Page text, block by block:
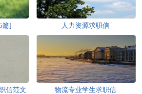
篇] 人力资源求职信
信范文 物流专业学生求职信